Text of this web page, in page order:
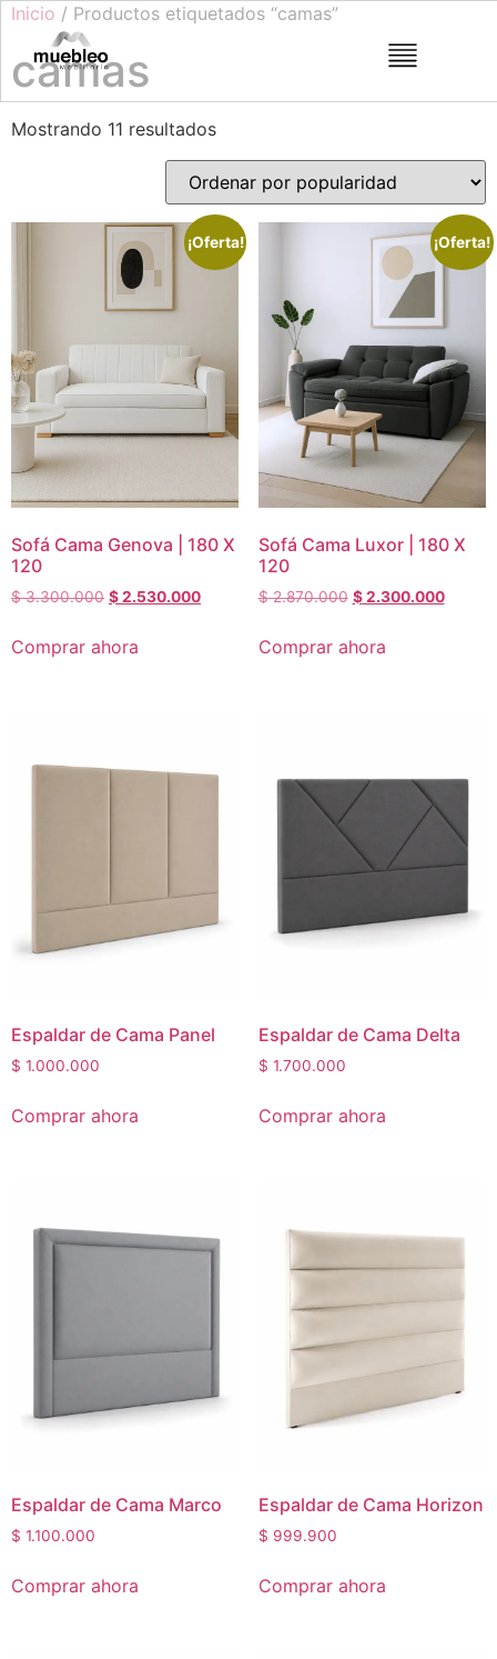
Inicio / Productos etiquetados “camas”
camas
Mostrando 11 resultados
¡Oferta!
Sofá Cama Genova | 180 X
120
$3.300.000 $2.530.000
Comprar ahora
¡Oferta!
Sofá Cama Luxor | 180 X
120
$2.870.000 $2.300.000
Comprar ahora
Espaldar de Cama Panel
$ 1.000.000
Comprar ahora
Espaldar de Cama Delta
$ 1.700.000
Comprar ahora
Espaldar de Cama Marco
$ 1.100.000
Comprar ahora
Espaldar de Cama Horizon
$ 999.900
Comprar ahora